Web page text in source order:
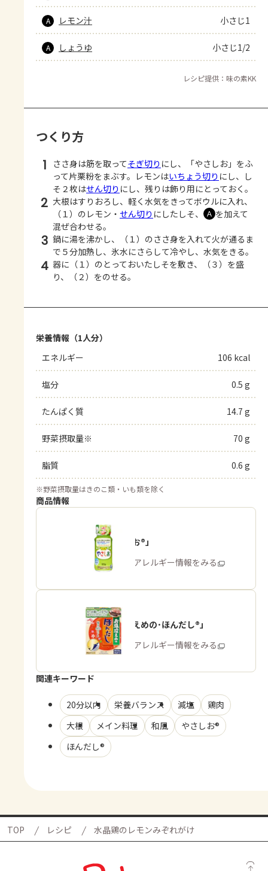
A レモン汁 小さじ1
A しょうゆ 小さじ1/2
レシピ提供：味の素KK
つくり方
1 ささ身は筋を取ってそぎ切り にし、「やさしお」をふ
って片栗粉をまぶす。レモンはいちょう切り にし、し
そ２枚はせん切り にし、残りは飾り用にとっておく。
2 大根はすりおろし、軽く水気をきってボウルに入れ、
（１）のレモン・ せん切り にしたしそ、 Ａ を加えて
混ぜ合わせる。
3 鍋に湯を沸かし、（１）のささ身を入れて火が通るま
で５分加熱し、氷水にさらして冷やし、水気をきる。
4 器に（１）のとっておいたしそを敷き、（３）を盛
り、（２）をのせる。
栄養情報（1人分）
エネルギー
106 kcal
塩分 0.5 g
たんぱく質 14.7 g
野菜摂取量※ 70 g
脂質 0.6 g
※野菜摂取量はきのこ類・いも類を除く
商品情報
「やさしお®」
商品・アレルギー情報をみる
「お塩控えめの･ほんだし®」
商品・アレルギー情報をみる
関連キーワード
20分以内 栄養バランス 減塩
鶏肉
大根
メイン料理 和風
やさしお®
ほんだし®
TOP レシピ 水晶鶏のレモンみぞれがけ